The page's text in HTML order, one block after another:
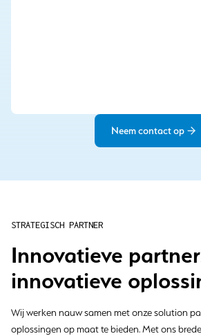
Neem contact op
STRATEGISCH PARTNER
Innovatieve
innovatieve
Wij werken nauw samen met onze solution
oplossingen op maat te bieden. Met ons